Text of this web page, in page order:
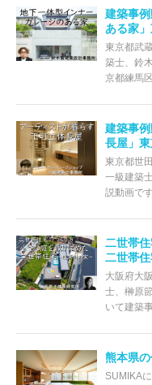
建築事
ある家
東京都武
築士、鈴
京都練馬
建築事
長屋」
東京都世
一級建築
説動画で
二世帯
二世帯
大阪府大
士、榊原
いて建築
熊本県
SUMIKA